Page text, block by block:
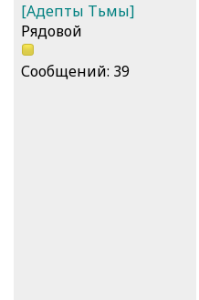
[Адепты Тьмы]
Рядовой
Сообщений: 39